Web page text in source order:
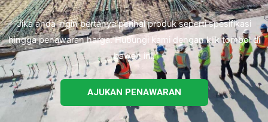
Jika anda ingin bertanya perihal produk seperti spesifikasi
hingga penawaran harga. Hubungi kami dengan klik tombol di
bawah ini.
AJUKAN PENAWARAN